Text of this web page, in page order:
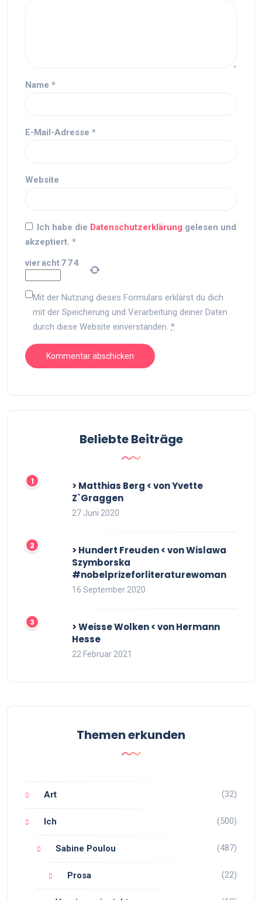
Name *
E-Mail-Adresse *
Website
Ich habe die Datenschutzerklärung gelesen und
akzeptiert. *
vieracht774
Mit der Nutzung dieses Formulars erklärst du dich
mit der Speicherung und Verarbeitung deiner Daten
durch diese Website einverstanden. *
Beliebte Beiträge
> Matthias Berg < von Yvette
Z`Graggen
27 Juni 2020
> Hundert Freuden < von Wislawa
Szymborska
#nobelprizeforliteraturewoman
16 September 2020
> Weisse Wolken < von Hermann
Hesse
22 Februar 2021
Themen erkunden
Art (32)
Ich (500)
Sabine Poulou (487)
Prosa (22)